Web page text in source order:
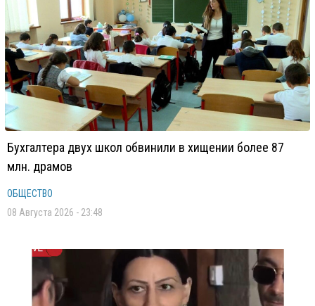
Бухгалтера двух школ обвинили в хищении более 87
млн. драмов
ОБЩЕСТВО
08 Августа 2026 - 23:48